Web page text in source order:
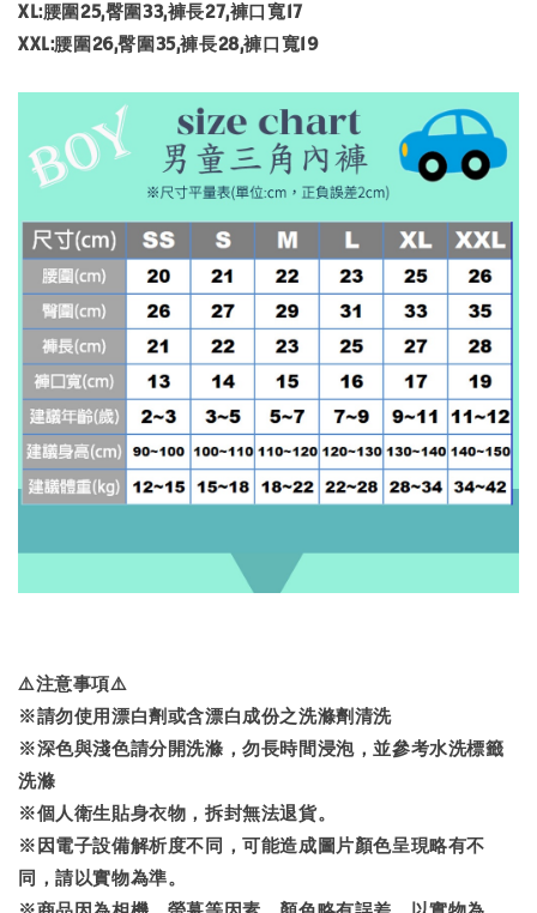
XL:腰圍25,臀圍33,褲長27,褲口寬17
XXL:腰圍26,臀圍35,褲長28,褲口寬19
⚠️注意事項⚠️
※請勿使用漂白劑或含漂白成份之洗滌劑清洗
※深色與淺色請分開洗滌，勿長時間浸泡，並參考水洗標籤
洗滌
※個人衛生貼身衣物，拆封無法退貨。
※因電子設備解析度不同，可能造成圖片顏色呈現略有不
同，請以實物為準。